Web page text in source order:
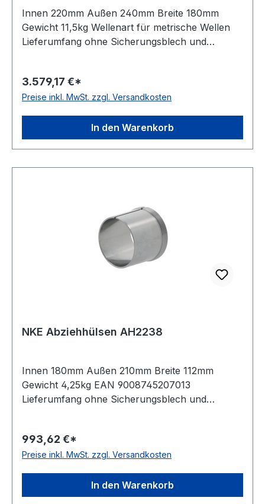
Innen 220mm Außen 240mm Breite 180mm
Gewicht 11,5kg Wellenart für metrische Wellen
Lieferumfang ohne Sicherungsblech und
3.579,17 €*
Preise inkl. MwSt. zzgl. Versandkosten
In den Warenkorb
NKE Abziehhülsen AH2238
Innen 180mm Außen 210mm Breite 112mm
Gewicht 4,25kg EAN 9008745207013
Lieferumfang ohne Sicherungsblech und
993,62 €*
Preise inkl. MwSt. zzgl. Versandkosten
In den Warenkorb